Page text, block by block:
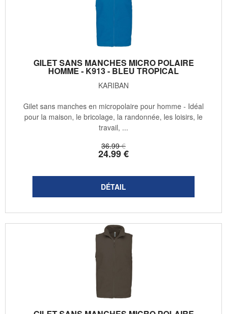
GILET SANS MANCHES MICRO POLAIRE
HOMME - K913 - BLEU TROPICAL
KARIBAN
36.99 €
24.99€
Gilet sans manches en micropolaire pour homme - Idéal
pour la maison, le bricolage, la randonnée, les loisirs, le
travail, ...